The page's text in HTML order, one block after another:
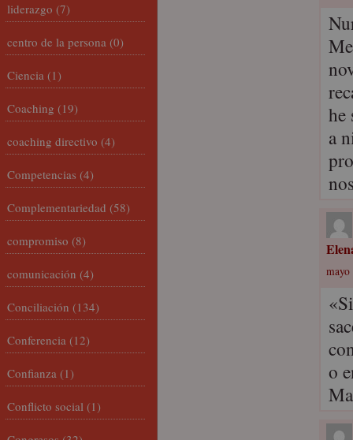
he
a
mayo
o
liderazgo (7)
centro de la persona (0)
Ciencia (1)
Coaching (19)
coaching directivo (4)
Competencias (4)
Complementariedad (58)
compromiso (8)
comunicación (4)
Conciliación (134)
Conferencia (12)
Confianza (1)
Conflicto social (1)